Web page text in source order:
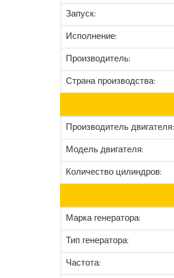
Запуск:
Исполнение:
Производитель:
Страна производства:
Производитель двигателя:
Модель двигателя:
Количество цилиндров:
Марка генератора:
Тип генератора:
Частота: